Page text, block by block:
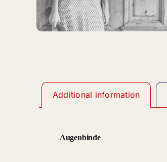
Additional information
Augenbinde